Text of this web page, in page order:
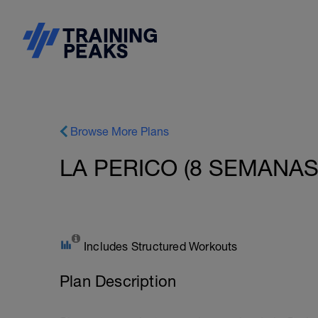
Browse More Plans
LA PERICO (8
Includes Structured Workouts
Plan Description